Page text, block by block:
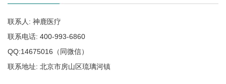
联系人: 神鹿医疗
联系电话: 400-993-6860
QQ:14675016（同微信）
联系地址: 北京市房山区琉璃河镇